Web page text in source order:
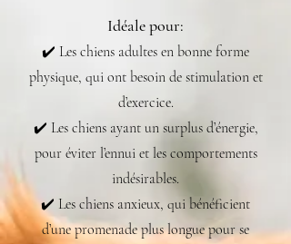
Idéale pour:
✔️ Les chiens adultes en bonne forme
physique, qui ont besoin de stimulation et
d’exercice.
✔️ Les chiens ayant un surplus d’énergie,
pour éviter l’ennui et les comportements
indésirables.
✔️ Les chiens anxieux, qui bénéficient
d’une promenade plus longue pour se